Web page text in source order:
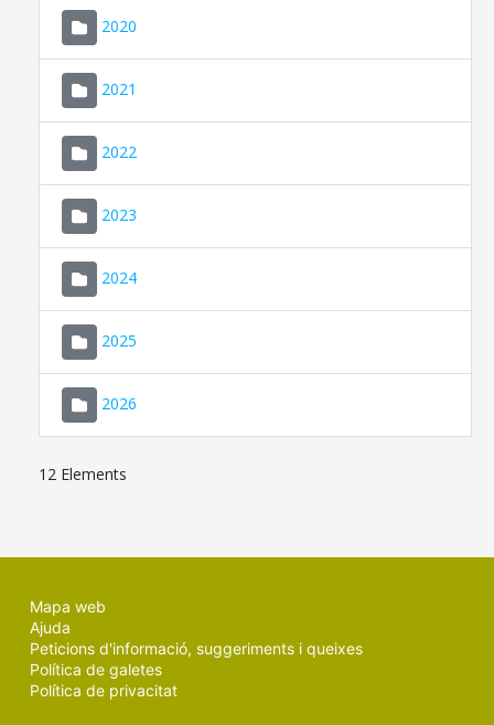
2020
2021
2022
2023
2024
2025
2026
12 Elements
Mapa web
Ajuda
Peticions d'informació, suggeriments i queixes
Política de galetes
Política de privacitat